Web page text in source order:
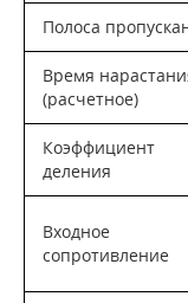
Полоса
Время
(расчетное)
Коэффициент
деления
Входное
сопротивление